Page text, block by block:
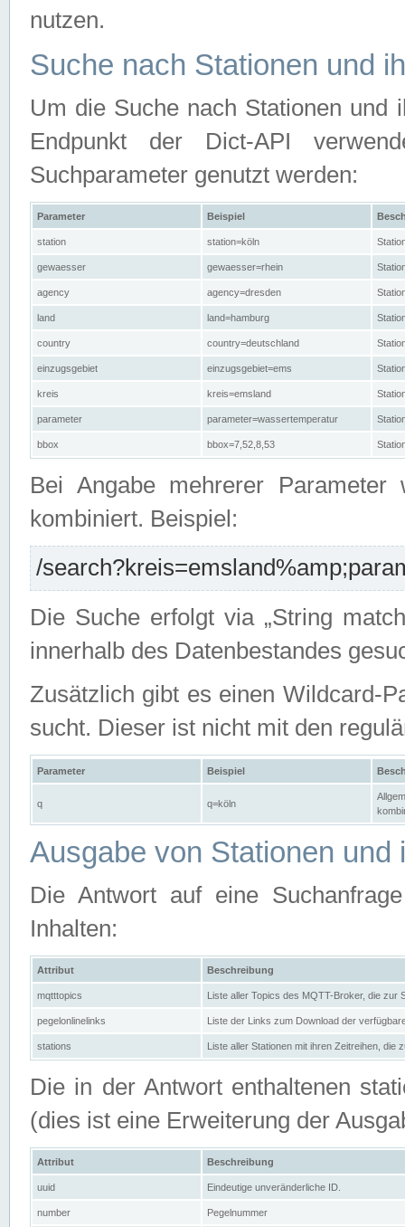
nutzen.
Suche nach Stationen und
Um die Suche nach Stationen und
Endpunkt der Dict-API
Suchparameter genutzt werden:
Parameter Beispiel
station station=köln
gewaesser gewaesser=rhein
agency agency=dresden
land land=hamburg
country country=deutschland
einzugsgebiet einzugsgebiet=ems
kreis kreis=emsland
parameter parameter=wassertemperatur
bbox bbox=7,52,8,53
Bei Angabe mehrerer Parameter
kombiniert. Beispiel:
/
Die Suche erfolgt via „String
innerhalb des Datenbestandes
Zusätzlich gibt es einen Wildcard-
sucht. Dieser ist nicht mit den
Parameter Beispiel
q q=köln
Ausgabe von Stationen und
Die Antwort auf eine
Inhalten:
Attribut Beschreibung
mqtttopics Liste aller Topics des MQTT-Broker, die zur
pegelonlinelinks Liste der Links zum Download der
stations Liste aller Stationen mit ihren Zeitreihen, die
Die in der Antwort enthaltenen
(dies ist eine Erweiterung der
Attribut Beschreibung
uuid Eindeutige unveränderliche ID.
number Pegelnummer